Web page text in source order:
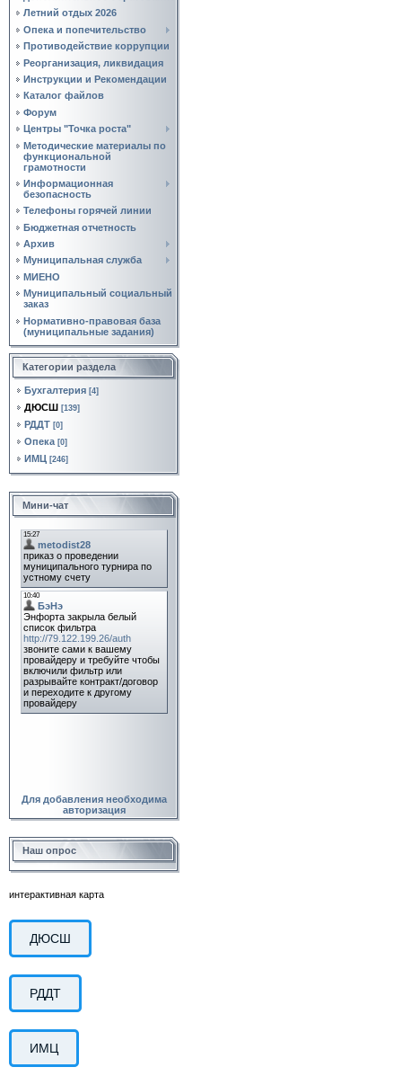
Летний отдых 2026
Опека и попечительство
Противодействие коррупции
Реорганизация, ликвидация
Инструкции и Рекомендации
Каталог файлов
Форум
Центры "Точка роста"
Методические материалы по
функциональной
грамотности
Информационная
безопасность
Телефоны горячей линии
Бюджетная отчетность
Архив
Муниципальная служба
МИЕНО
Муниципальный социальный
заказ
Нормативно‑правовая база
(муниципальные задания)
Категории раздела
Бухгалтерия [4]
ДЮСШ [139]
РДДТ [0]
Опека [0]
ИМЦ [246]
Мини-чат
Для добавления необходима
авторизация
Наш опрос
интерактивная карта
ДЮСШ
РДДТ
ИМЦ